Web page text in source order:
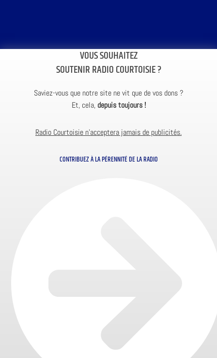
VOUS SOUHAITEZ
SOUTENIR RADIO COURTOISIE ?
Saviez-vous que notre site ne vit que de vos dons ?
Et, cela, depuis toujours !
Radio Courtoisie n’acceptera jamais de publicités.
CONTRIBUEZ À LA PÉRENNITÉ DE LA RADIO